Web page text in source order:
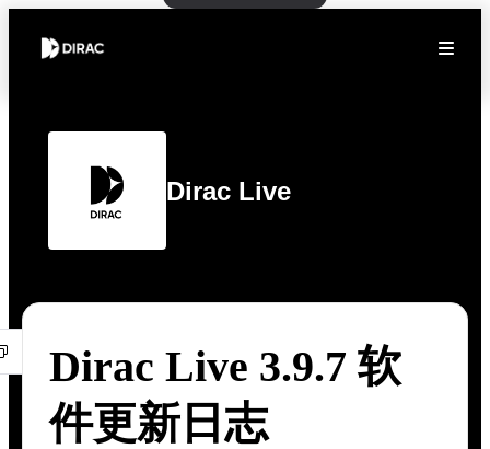
Dirac Live
Dirac Live 3.9.7 软
件更新日志